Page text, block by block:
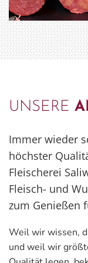
UNSERE
Immer wieder
höchster
Fleischerei
Fleisch- und
zum Genießen
Weil wir wis­sen,
und weil wir